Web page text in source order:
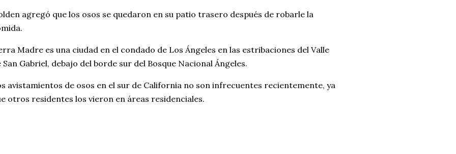
agregó que los osos se quedaron en su patio trasero después de robarle la
Madre es una ciudad en el condado de Los Ángeles en las estribaciones del Valle
San Gabriel, debajo del borde sur del Bosque Nacional Ángeles.
avistamientos de osos en el sur de California no son infrecuentes recientemente, ya
otros residentes los vieron en áreas residenciales.